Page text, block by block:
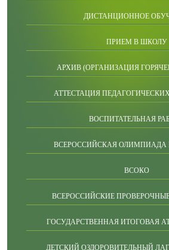
ДИСТАНЦИОННОЕ
ПРИЕМ В ШКОЛУ
АРХИВ (ОРГАНИЗАЦИЯ
АТТЕСТАЦИЯ
ВОСПИТАТЕЛЬНАЯ
ВСЕРОССИЙСКАЯ
ВСОКО
ВСЕРОССИЙСКИЕ
ГОСУДАРСТВЕННАЯ ИТОГОВАЯ
ДЕТСКИЙ ОЗДОРОВИТЕЛЬНЫЙ